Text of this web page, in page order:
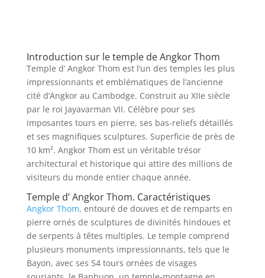
Introduction sur le temple de Angkor Thom
Temple d’ Angkor Thom est l’un des temples les plus
impressionnants et emblématiques de l’ancienne
cité d’Angkor au Cambodge. Construit au XIIe siècle
par le roi Jayavarman VII. Célèbre pour ses
imposantes tours en pierre, ses bas-reliefs détaillés
et ses magnifiques sculptures. Superficie de près de
10 km². Angkor Thom est un véritable trésor
architectural et historique qui attire des millions de
visiteurs du monde entier chaque année.
Temple d’ Angkor Thom. Caractéristiques
Angkor Thom, entouré de douves et de remparts en
pierre ornés de sculptures de divinités hindoues et
de serpents à têtes multiples. Le temple comprend
plusieurs monuments impressionnants, tels que le
Bayon, avec ses 54 tours ornées de visages